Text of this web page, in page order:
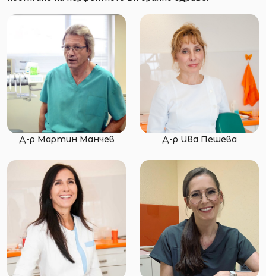
Д-р Мартин Манчев Д-р Ива Пешева